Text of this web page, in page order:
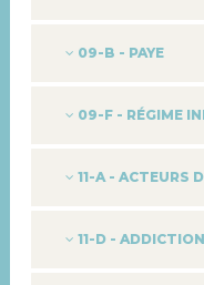
09-B - PAYE
09-F - RÉGIME
11-A - ACTEURS
11-D - ADDICTION